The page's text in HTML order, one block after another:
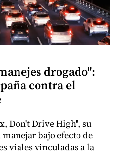
drogado":
contra el
Don't Drive High", su
bajo efecto de
viales vinculadas a la